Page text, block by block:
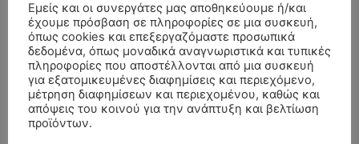
- Advertisment -
Εμείς και οι συνεργάτες μας αποθηκεύουμε ή/και
έχουμε πρόσβαση σε πληροφορίες σε μια συσκευή,
όπως cookies και επεξεργαζόμαστε προσωπικά
δεδομένα, όπως μοναδικά αναγνωριστικά και τυπικές
πληροφορίες που αποστέλλονται από μια συσκευή
για εξατομικευμένες διαφημίσεις και περιεχόμενο,
μέτρηση διαφημίσεων και περιεχομένου, καθώς και
απόψεις του κοινού για την ανάπτυξη και βελτίωση
προϊόντων.